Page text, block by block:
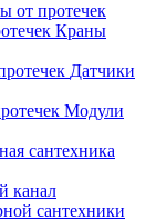
от протечек
Краны
Датчики
Модули
сантехника
канал